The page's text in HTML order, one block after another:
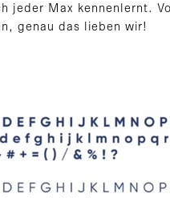
jeder Max kennenlernt.
genau das lieben wir!